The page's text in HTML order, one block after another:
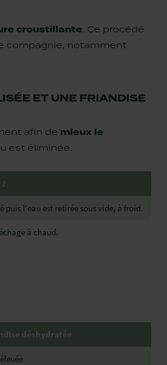
croustillante. Ce procédé
compagnie, notamment
ET UNE FRIANDISE
afin de mieux le
est éliminée.
puis l'eau est retirée sous vide, à froid.
à chaud.
déshydratée